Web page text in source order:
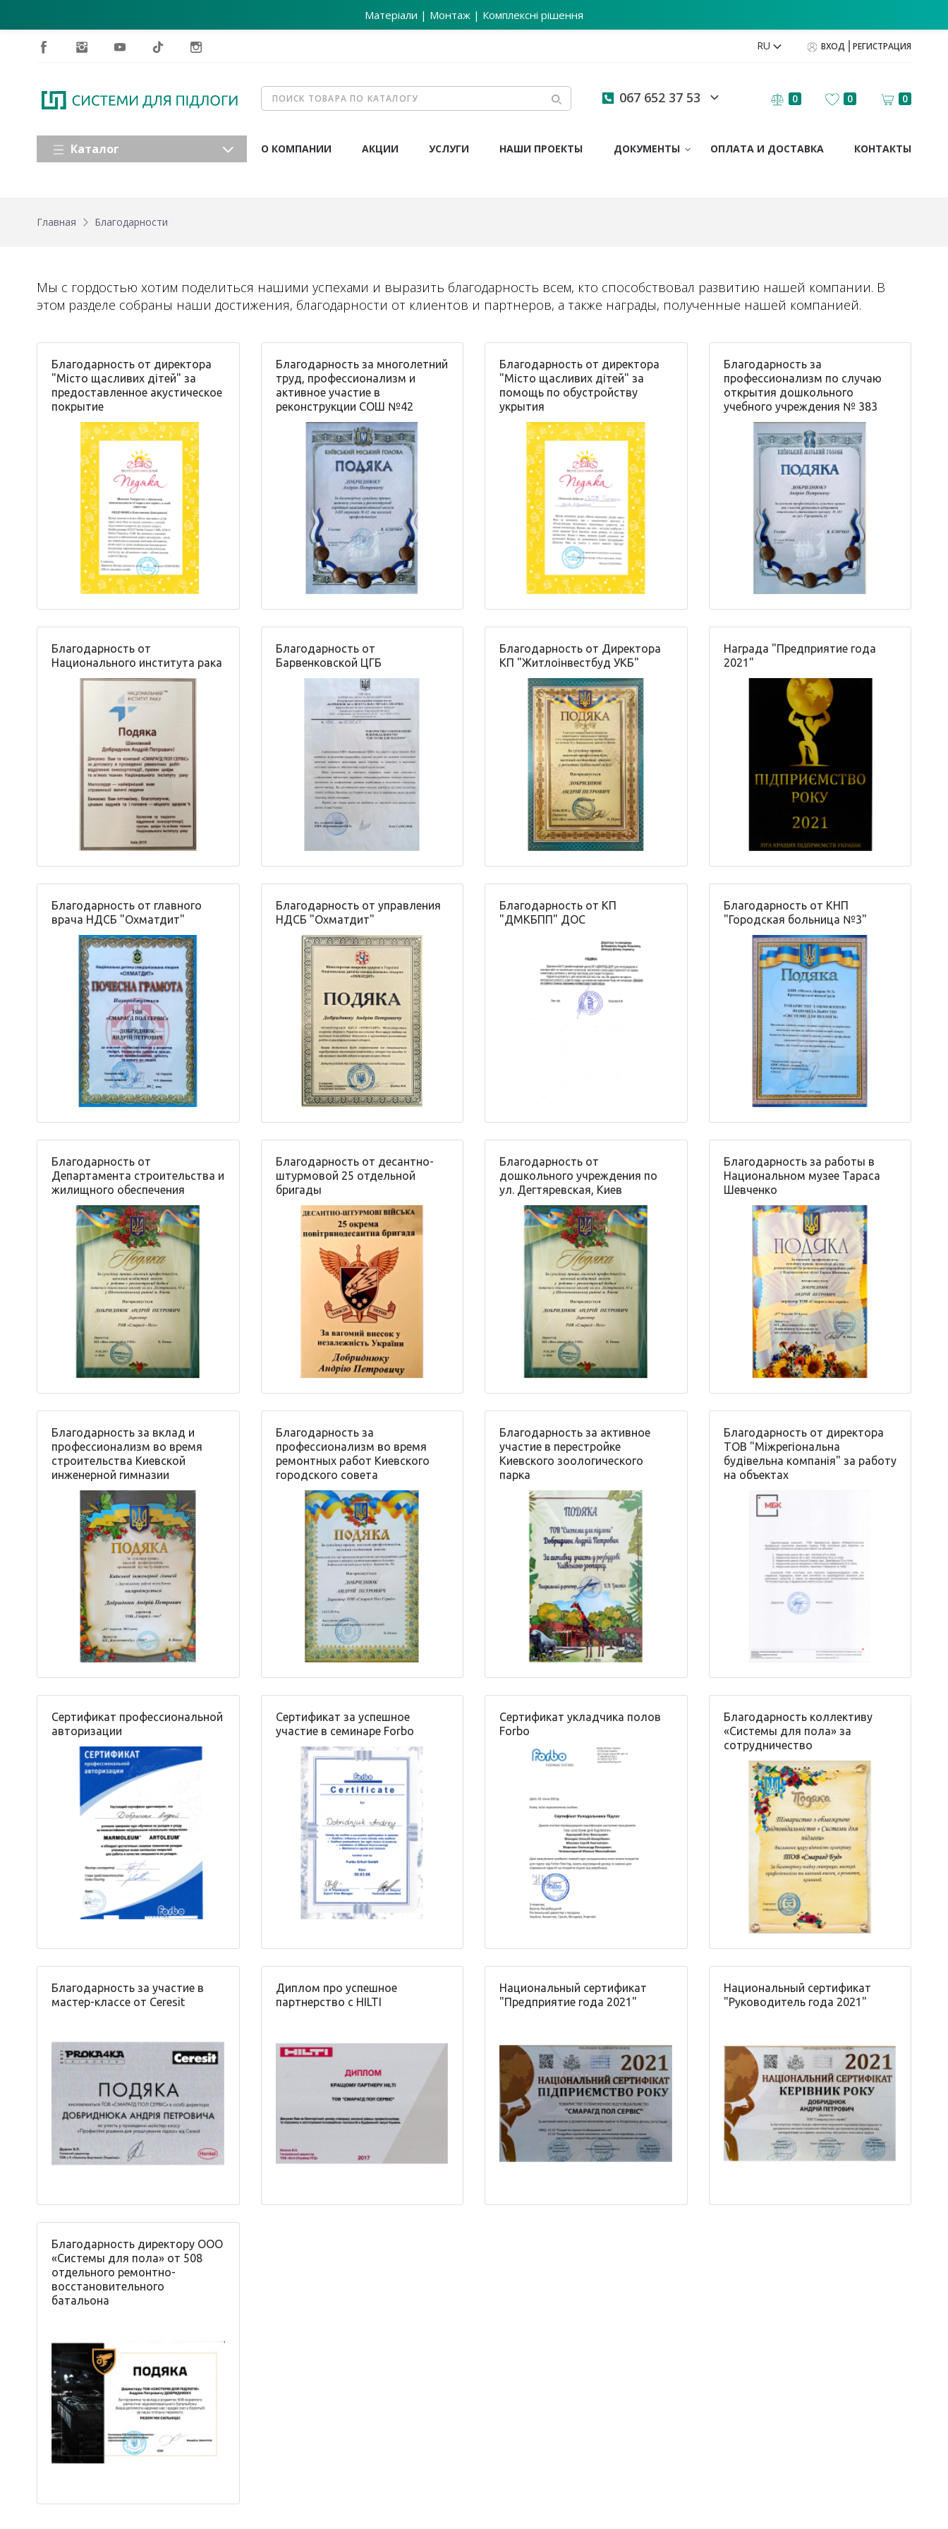
Матеріали | Монтаж | Комплексні рішення
RU ВХОД РЕГИСТРАЦИЯ
067 652 37 53 0 0 0
Каталог О КОМПАНИИ АКЦИИ УСЛУГИ НАШИ ПРОЕКТЫ ДОКУМЕНТЫ ОПЛАТА И ДОСТАВКА КОНТАКТЫ
Главная Благодарности
Мы с гордостью хотим поделиться нашими успехами и выразить благодарность всем, кто способствовал развитию нашей компании. В
этом разделе собраны наши достижения, благодарности от клиентов и партнеров, а также награды, полученные нашей компанией.
Благодарность от директора
"Місто щасливих дітей" за
предоставленное акустическое
покрытие
Благодарность за многолетний
труд, профессионализм и
активное участие в
реконструкции СОШ №42
Благодарность от директора
"Місто щасливих дітей" за
помощь по обустройству
укрытия
Благодарность за
профессионализм по случаю
открытия дошкольного
учебного учреждения № 383
Благодарность от
Национального института рака
Благодарность от
Барвенковской ЦГБ
Благодарность от Директора
КП "Житлоінвестбуд УКБ"
Награда "Предприятие года
2021"
Благодарность от главного
врача НДСБ "Охматдит"
Благодарность от управления
НДСБ "Охматдит"
Благодарность от КП
"ДМКБПП" ДОС
Благодарность от КНП
"Городская больница №3"
Благодарность от
Департамента строительства и
жилищного обеспечения
Благодарность от десантно-
штурмовой 25 отдельной
бригады
Благодарность от
дошкольного учреждения по
ул. Дегтяревская, Киев
Благодарность за работы в
Национальном музее Тараса
Шевченко
Благодарность за вклад и
профессионализм во время
строительства Киевской
инженерной гимназии
Благодарность за
профессионализм во время
ремонтных работ Киевского
городского совета
Благодарность за активное
участие в перестройке
Киевского зоологического
парка
Благодарность от директора
ТОВ "Міжрегіональна
будівельна компанія" за работу
на объектах
Сертификат профессиональной
авторизации
Cертификат за успешное
участие в семинаре Forbo
Сертификат укладчика полов
Forbo
Благодарность коллективу
«Системы для пола» за
сотрудничество
Благодарность за участие в
мастер-классе от Ceresit
Диплом про успешное
партнерство с HILTI
Национальный сертификат
"Предприятие года 2021"
Национальный сертификат
"Руководитель года 2021"
Благодарность директору ООО
«Системы для пола» от 508
отдельного ремонтно-
восстановительного
батальона